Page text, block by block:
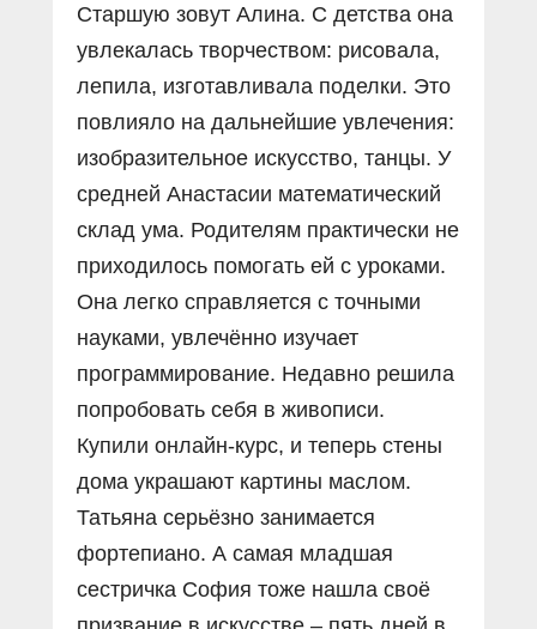
Старшую зовут Алина. С детства она
увлекалась творчеством: рисовала,
лепила, изготавливала поделки. Это
повлияло на дальнейшие увлечения:
изобразительное искусство, танцы. У
средней Анастасии математический
склад ума. Родителям практически не
приходилось помогать ей с уроками.
Она легко справляется с точными
науками, увлечённо изучает
программирование. Недавно решила
попробовать себя в живописи.
Купили онлайн-курс, и теперь стены
дома украшают картины маслом.
Татьяна серьёзно занимается
фортепиано. А самая младшая
сестричка София тоже нашла своё